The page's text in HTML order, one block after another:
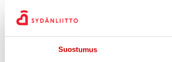
Suostumus